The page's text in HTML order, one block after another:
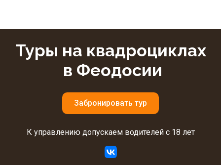
Туры на квадроциклах
в Феодосии
Забронировать тур
К управлению допускаем водителей с 18 лет